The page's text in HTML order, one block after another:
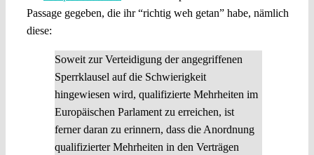
Passage gegeben, die ihr “richtig weh getan” habe, nämlich
diese:
Soweit zur Verteidigung der angegriffenen
Sperrklausel auf die Schwierigkeit
hingewiesen wird, qualifizierte Mehrheiten im
Europäischen Parlament zu erreichen, ist
ferner daran zu erinnern, dass die Anordnung
qualifizierter Mehrheiten in den Verträgen